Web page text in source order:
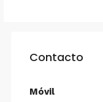
Contacto
Móvil